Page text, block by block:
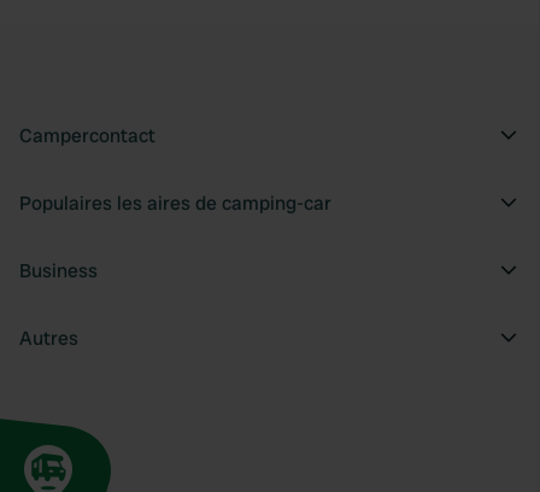
Campercontact
Populaires les aires de camping-car
Business
Autres